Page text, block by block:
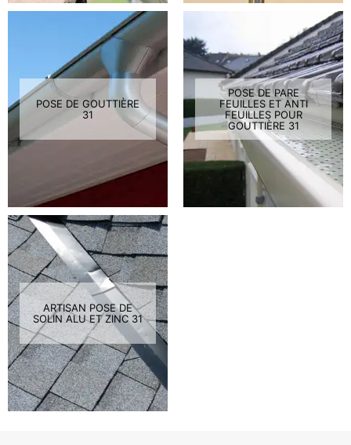
POSE DE GOUTTIÈRE
31
POSE DE PARE
FEUILLES ET ANTI
FEUILLES POUR
GOUTTIÈRE 31
ARTISAN POSE DE
SOLIN ALU ET ZINC 31